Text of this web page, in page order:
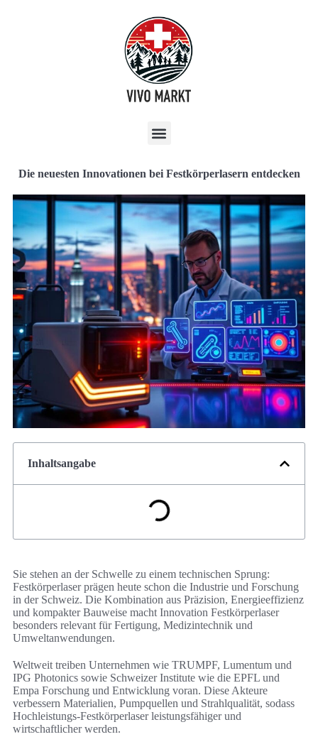
Die neuesten Innovationen bei Festkörperlasern entdecken
Inhaltsangabe
Sie stehen an der Schwelle zu einem technischen Sprung:
Festkörperlaser prägen heute schon die Industrie und Forschung
in der Schweiz. Die Kombination aus Präzision, Energieeffizienz
und kompakter Bauweise macht Innovation Festkörperlaser
besonders relevant für Fertigung, Medizintechnik und
Umweltanwendungen.
Weltweit treiben Unternehmen wie TRUMPF, Lumentum und
IPG Photonics sowie Schweizer Institute wie die EPFL und
Empa Forschung und Entwicklung voran. Diese Akteure
verbessern Materialien, Pumpquellen und Strahlqualität, sodass
Hochleistungs-Festkörperlaser leistungsfähiger und
wirtschaftlicher werden.